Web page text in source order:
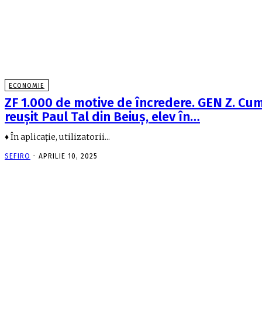
ECONOMIE
ZF 1.000 de motive de încredere. GEN Z.
reuşit Paul Tal din Beiuş, elev în…
♦ În aplicaţie, utilizatorii...
SEFIRO - APRILIE 10, 2025